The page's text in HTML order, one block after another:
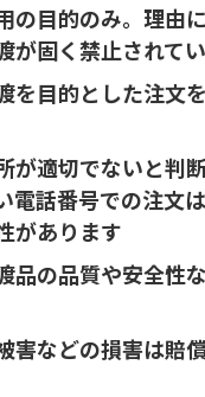
の目的のみ。理由
が固く禁止されて
を目的とした注文
が適切でないと判
電話番号での注文
があります
品の品質や安全性
害などの損害は賠